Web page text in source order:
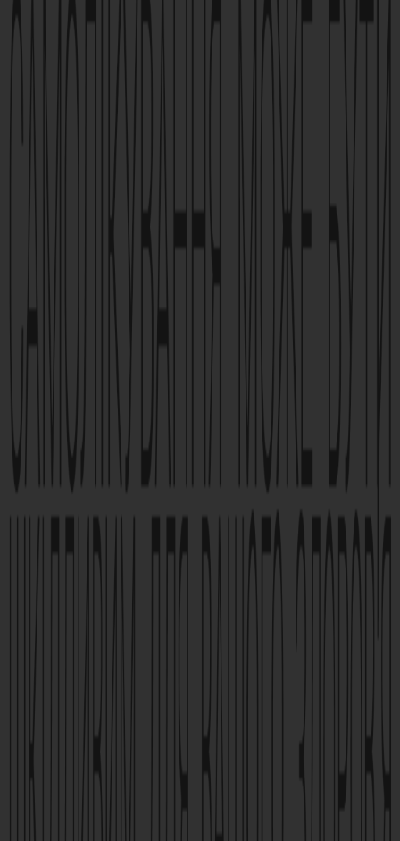
Опыт использования
енисамиуму йодида в
клинике
БОЛЬШЕ СТАТЕЙ
(044) 496-87-87, info@farmak.ua, www.farmak.ua
© Амізон, 2009-2026